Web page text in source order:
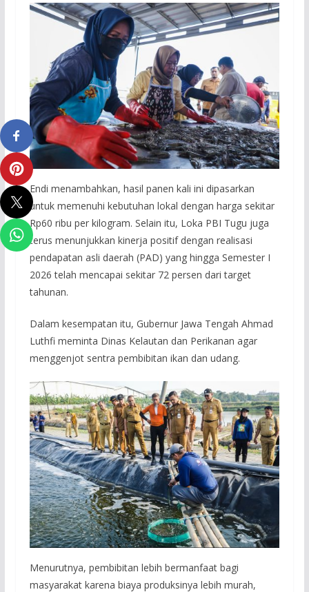
Endi menambahkan, hasil panen kali ini dipasarkan
untuk memenuhi kebutuhan lokal dengan harga sekitar
Rp60 ribu per kilogram. Selain itu, Loka PBI Tugu juga
terus menunjukkan kinerja positif dengan realisasi
pendapatan asli daerah (PAD) yang hingga Semester I
2026 telah mencapai sekitar 72 persen dari target
tahunan.
Dalam kesempatan itu, Gubernur Jawa Tengah Ahmad
Luthfi meminta Dinas Kelautan dan Perikanan agar
menggenjot sentra pembibitan ikan dan udang.
Menurutnya, pembibitan lebih bermanfaat bagi
masyarakat karena biaya produksinya lebih murah,